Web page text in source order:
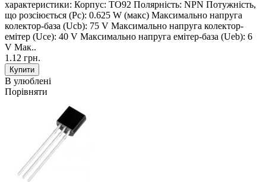
характеристики: Корпус: TO92 Полярність: NPN Потужність,
що розсіюється (Pc): 0.625 W (макс) Макcимально напруга
колектор-база (Ucb): 75 V Макcимально напруга колектор-
емітер (Uce): 40 V Макcимально напруга емітер-база (Ueb): 6
V Мак..
1.12 грн.
В улюблені
Порівняти